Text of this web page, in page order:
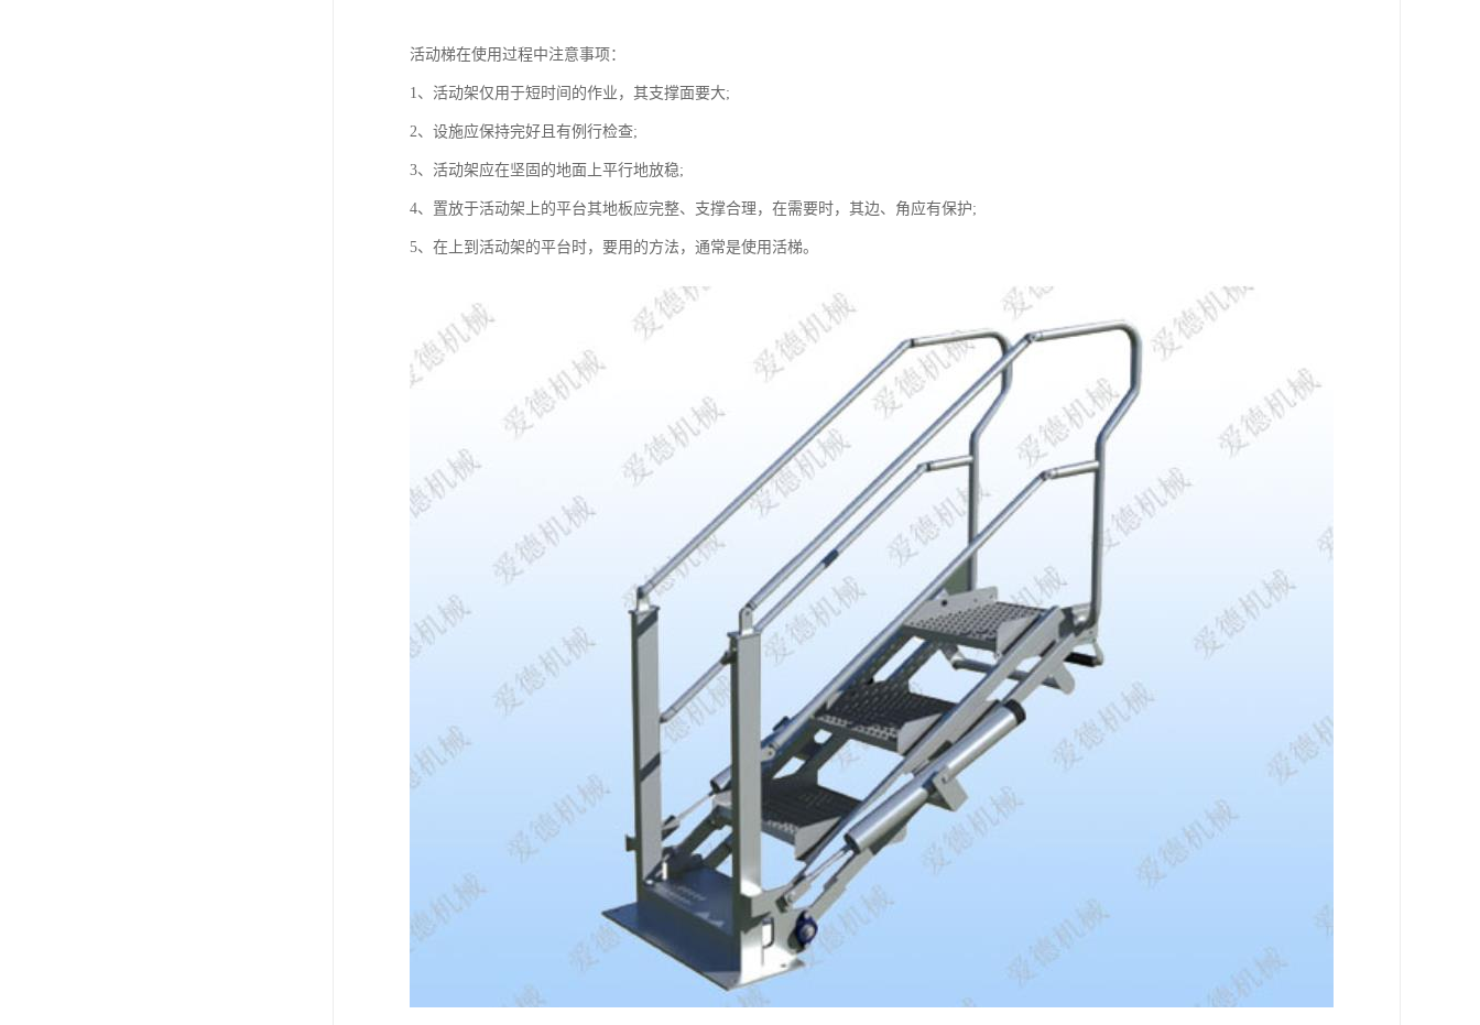
活动梯在使用过程中注意事项：
1、活动架仅用于短时间的作业，其支撑面要大;
2、设施应保持完好且有例行检查;
3、活动架应在坚固的地面上平行地放稳;
4、置放于活动架上的平台其地板应完整、支撑合理，在需要时，其边、角应有保护;
5、在上到活动架的平台时，要用的方法，通常是使用活梯。